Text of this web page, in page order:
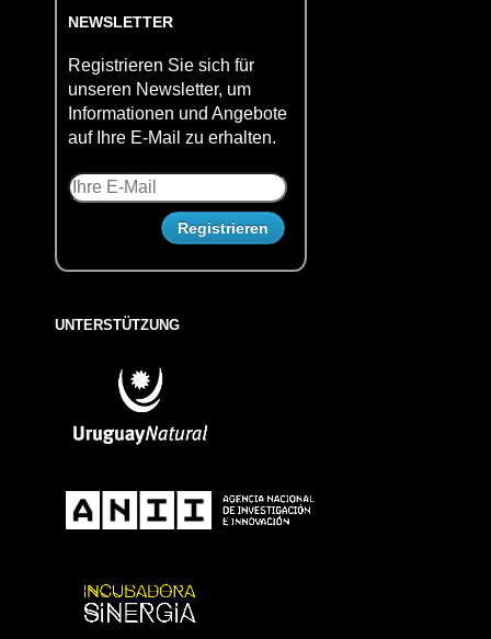
NEWSLETTER
Registrieren Sie sich für
unseren Newsletter, um
Informationen und Angebote
auf Ihre E-Mail zu erhalten.
UNTERSTÜTZUNG